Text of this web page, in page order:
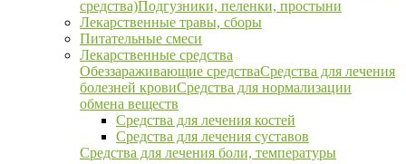
средства)Подгузники, пеленки, простыни
Лекарственные травы, сборы
Питательные смеси
Лекарственные средства
Обеззараживающие средстваСредства для лечения
болезней кровиСредства для нормализации
обмена веществ
Средства для лечения костей
Средства для лечения суставов
Средства для лечения боли, температуры